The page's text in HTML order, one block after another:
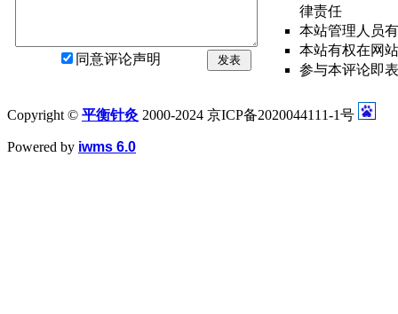
同意评论声明 发表
律责任
本站管理人员
本站有权在网
参与本评论即
Copyright © 平衡针灸 2000-2024 京ICP备2020044111-1号
Powered by iwms 6.0